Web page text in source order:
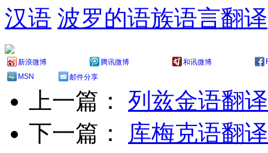
汉语 波罗的语族语言翻译
新浪微博 腾讯微博 和讯微博
MSN
邮件分享
上一篇： 列兹金语翻译
下一篇： 库梅克语翻译